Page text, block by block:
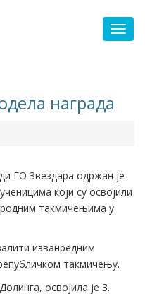
награда
ГО Звездара одржан је
који су освојили
такмичењима у
изванредним
такмичењу.
освојила је 3.